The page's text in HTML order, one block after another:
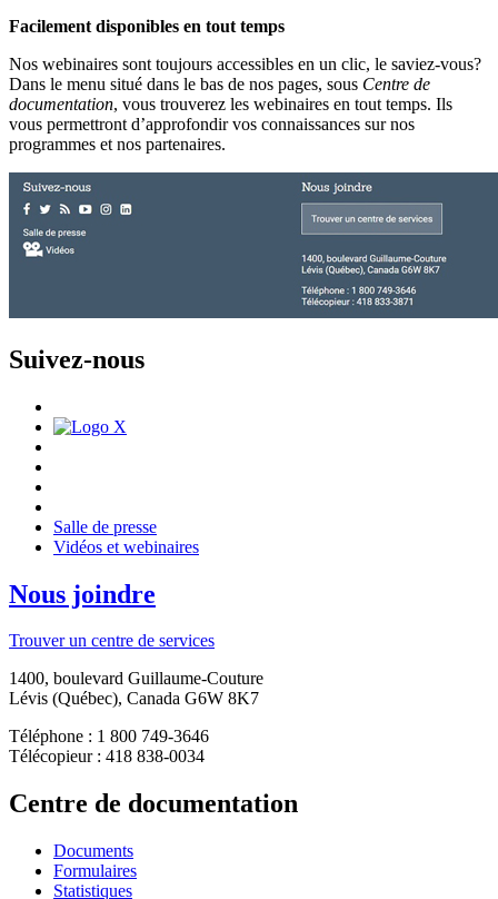
Facilement disponibles en tout temps
Nos webinaires sont toujours accessibles en un clic, le saviez-vous?
Dans le menu situé dans le bas de nos pages, sous Centre de
documentation, vous trouverez les webinaires en tout temps. Ils
vous permettront d’approfondir vos connaissances sur nos
programmes et nos partenaires.
Suivez-nous
Salle de presse
Vidéos et webinaires
Nous joindre
Trouver un centre de services
1400, boulevard Guillaume-Couture
Lévis (Québec), Canada G6W 8K7
Téléphone : 1 800 749-3646
Télécopieur : 418 838-0034
Centre de documentation
Documents
Formulaires
Statistiques